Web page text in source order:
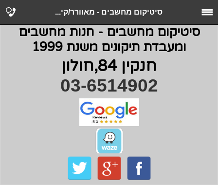
סיטיקום מחשבים - ‏מאוורר/קי...
סיטיקום מחשבים - חנות מחשבים
ומעבדת תיקונים משנת 1999
חנקין 84,חולון
03-6514902